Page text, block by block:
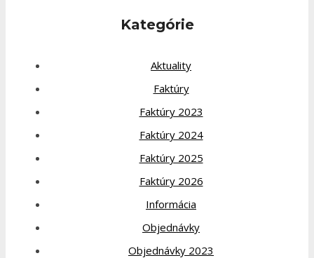
Kategórie
Aktuality
Faktúry
Faktúry 2023
Faktúry 2024
Faktúry 2025
Faktúry 2026
Informácia
Objednávky
Objednávky 2023